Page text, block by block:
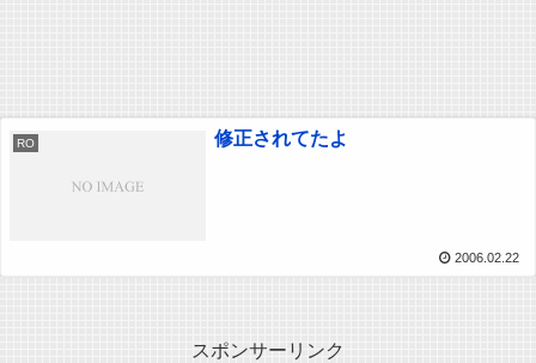
RO 修正されてたよ
2006.02.22
スポンサーリンク